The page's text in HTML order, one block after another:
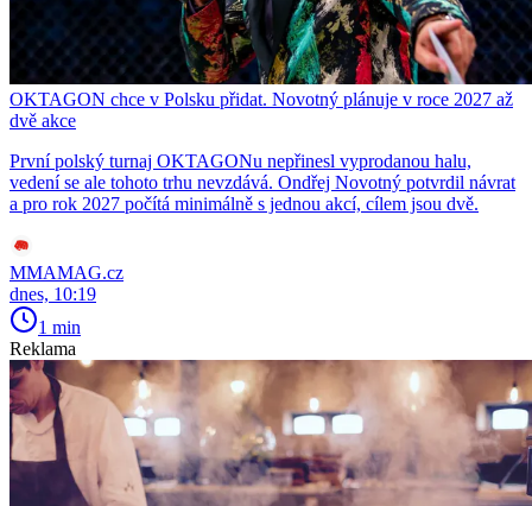
OKTAGON chce v Polsku přidat. Novotný plánuje v roce 2027 až
dvě akce
První polský turnaj OKTAGONu nepřinesl vyprodanou halu,
vedení se ale tohoto trhu nevzdává. Ondřej Novotný potvrdil návrat
a pro rok 2027 počítá minimálně s jednou akcí, cílem jsou dvě.
MMAMAG.cz
dnes, 10:19
1 min
Reklama